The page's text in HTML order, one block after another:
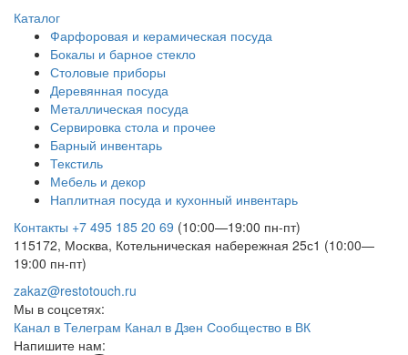
Каталог
Фарфоровая и керамическая посуда
Бокалы и барное стекло
Столовые приборы
Деревянная посуда
Металлическая посуда
Сервировка стола и прочее
Барный инвентарь
Текстиль
Мебель и декор
Наплитная посуда и кухонный инвентарь
Контакты +7 495 185 20 69 (10:00—19:00 пн-пт)
115172, Москва, Котельническая набережная 25с1 (10:00—
19:00 пн-пт)
zakaz@restotouch.ru
Мы в соцсетях:
Канал в Телеграм Канал в Дзен Сообщество в ВК
Напишите нам: